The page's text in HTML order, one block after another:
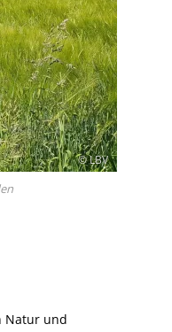
© LBV
Natur und